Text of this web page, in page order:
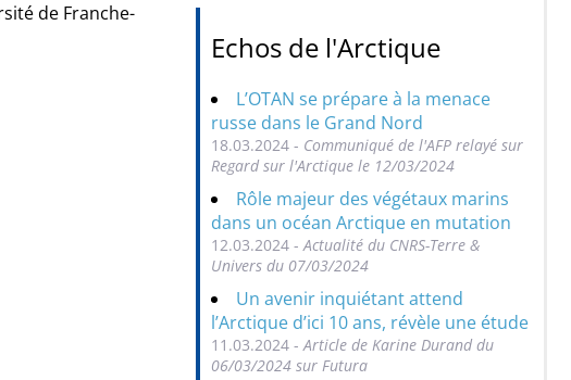
de Franche-
Echos de l'Arctique
L’OTAN se prépare à la menace
russe dans le Grand Nord
18.03.2024 - Communiqué de l'AFP relayé sur
Regard sur l'Arctique le 12/03/2024
Rôle majeur des végétaux marins
dans un océan Arctique en mutation
12.03.2024 - Actualité du CNRS-Terre &
Univers du 07/03/2024
Un avenir inquiétant attend
l’Arctique d’ici 10 ans, révèle une étude
11.03.2024 - Article de Karine Durand du
06/03/2024 sur Futura